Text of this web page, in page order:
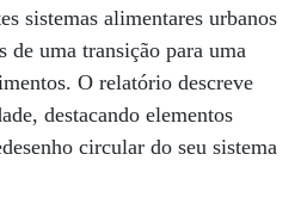
sistemas alimentares urbanos
de uma transição para uma
O relatório descreve
destacando elementos
circular do seu sistema